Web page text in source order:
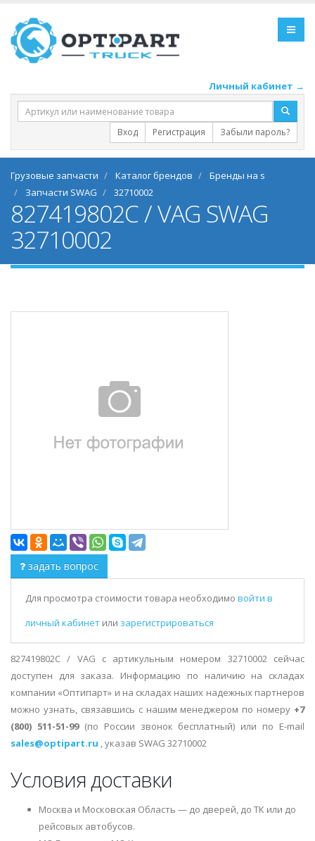
Личный кабинет →
Вход Регистрация Забыли пароль?
Грузовые запчасти Каталог брендов
Бренды на s
Запчасти SWAG
32710002
827419802C / VAG SWAG
32710002
задать вопрос
Для просмотра стоимости товара необходимо войти в
личный кабинет или зарегистрироваться
827419802C / VAG с артикульным номером 32710002 сейчас
доступен для заказа. Информацию по наличию на складах
компании «Оптипарт» и на складах наших надежных партнеров
можно узнать, связавшись с нашим менеджером по номеру +7
(800) 511-51-99(по России звонок бесплатный) или по E-mail
sales@optipart.ru , указав SWAG 32710002
Условия доставки
Москва и Московская Область — до дверей, до ТК или до
рейсовых автобусов.